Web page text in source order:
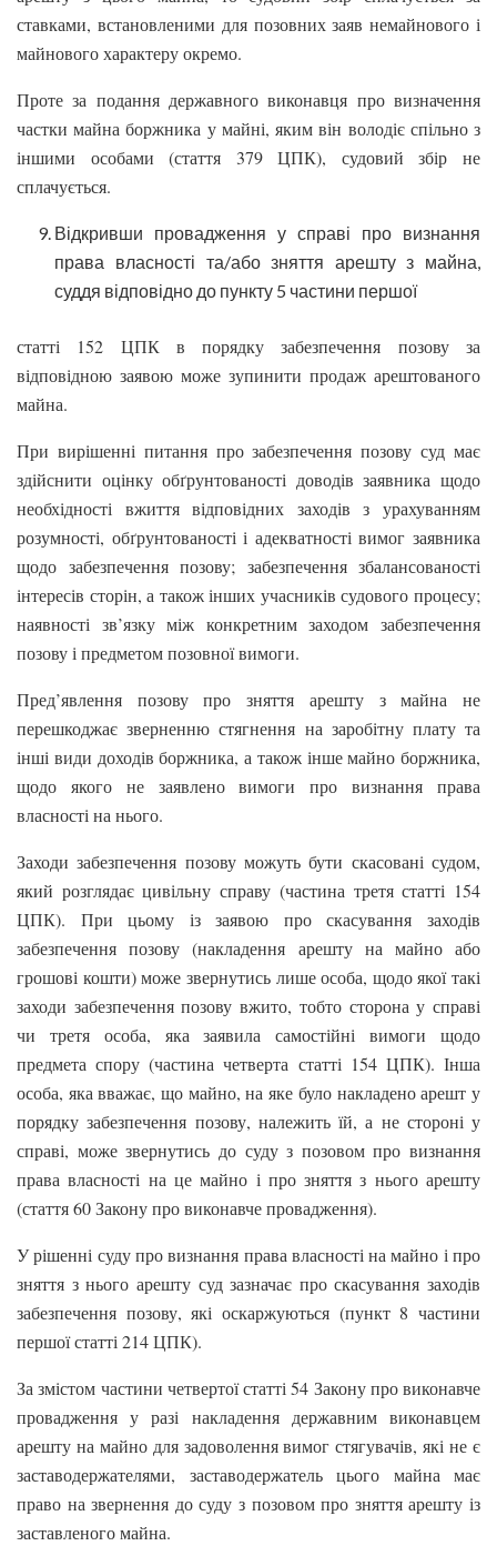
ставками, встановленими для позовних заяв немайнового і
майнового характеру окремо.
Проте за подання державного виконавця про визначення
частки майна боржника у майні, яким він володіє спільно з
іншими особами (стаття 379 ЦПК), судовий збір не
сплачується.
Відкривши провадження у справі про визнання
права власності та/або зняття арешту з майна,
суддя відповідно до пункту 5 частини першої
статті 152 ЦПК в порядку забезпечення позову за
відповідною заявою може зупинити продаж арештованого
майна.
При вирішенні питання про забезпечення позову суд має
здійснити оцінку обґрунтованості доводів заявника щодо
необхідності вжиття відповідних заходів з урахуванням
розумності, обґрунтованості і адекватності вимог заявника
щодо забезпечення позову; забезпечення збалансованості
інтересів сторін, а також інших учасників судового процесу;
наявності зв’язку між конкретним заходом забезпечення
позову і предметом позовної вимоги.
Пред’явлення позову про зняття арешту з майна не
перешкоджає зверненню стягнення на заробітну плату та
інші види доходів боржника, а також інше майно боржника,
щодо якого не заявлено вимоги про визнання права
власності на нього.
Заходи забезпечення позову можуть бути скасовані судом,
який розглядає цивільну справу (частина третя статті 154
ЦПК). При цьому із заявою про скасування заходів
забезпечення позову (накладення арешту на майно або
грошові кошти) може звернутись лише особа, щодо якої такі
заходи забезпечення позову вжито, тобто сторона у справі
чи третя особа, яка заявила самостійні вимоги щодо
предмета спору (частина четверта статті 154 ЦПК). Інша
особа, яка вважає, що майно, на яке було накладено арешт у
порядку забезпечення позову, належить їй, а не стороні у
справі, може звернутись до суду з позовом про визнання
права власності на це майно і про зняття з нього арешту
(стаття 60 Закону про виконавче провадження).
У рішенні суду про визнання права власності на майно і про
зняття з нього арешту суд зазначає про скасування заходів
забезпечення позову, які оскаржуються (пункт 8 частини
першої статті 214 ЦПК).
За змістом частини четвертої статті 54 Закону про виконавче
провадження у разі накладення державним виконавцем
арешту на майно для задоволення вимог стягувачів, які не є
заставодержателями, заставодержатель цього майна має
право на звернення до суду з позовом про зняття арешту із
заставленого майна.